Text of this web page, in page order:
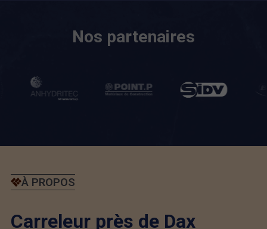
Nos partenaires
À PROPOS
Carreleur près de Dax